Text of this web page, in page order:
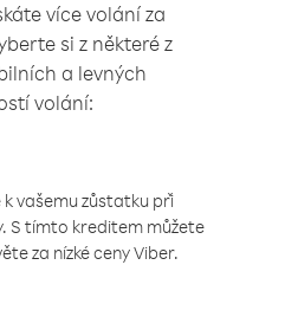
více volání za
si z některé z
a levných
volání:
vašemu zůstatku při
S tímto kreditem můžete
za nízké ceny Viber.